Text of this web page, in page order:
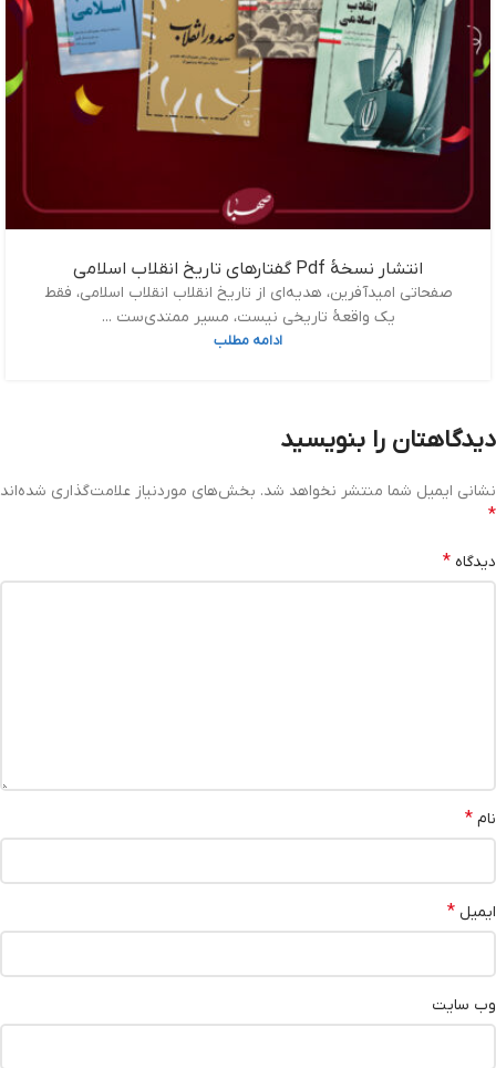
انتشار نسخۀ Pdf گفتارهای تاریخ انقلاب اسلامی
صفحاتی امیدآفرین، هدیه‌ای از تاریخ انقلاب انقلاب اسلامی، فقط
یک واقعۀ تاریخی نیست، مسیر ممتدی‌ست ...
ادامه مطلب
دیدگاهتان را بنویسید
نشانی ایمیل شما منتشر نخواهد شد. بخش‌های موردنیاز علامت‌گذاری شده‌اند
*
دیدگاه *
نام *
ایمیل *
وب‌ سایت